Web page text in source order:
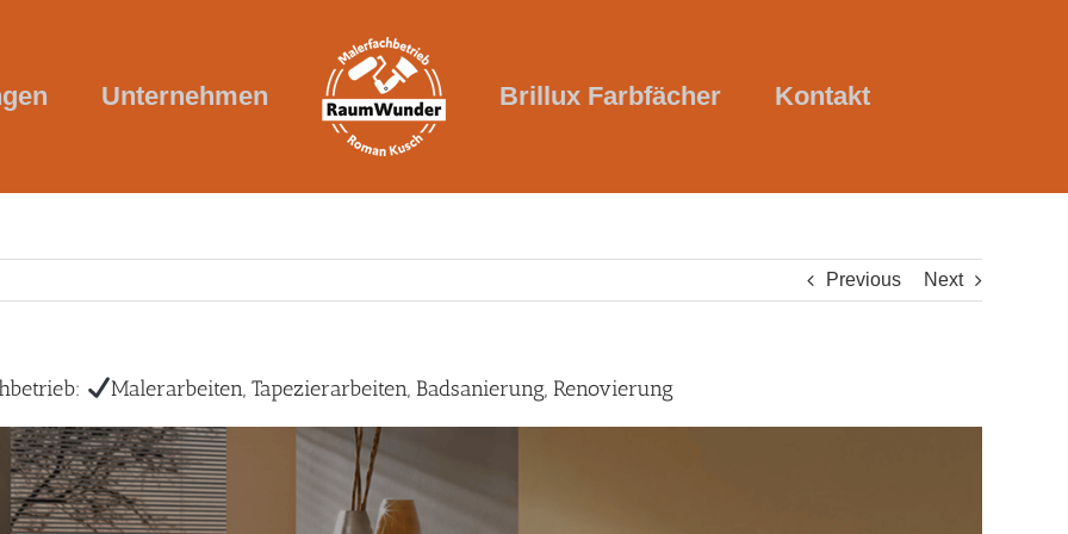
Unternehmen Brillux Farbfächer Kontakt
Previous Next
Malerarbeiten, Tapezierarbeiten, Badsanierung, Renovierung